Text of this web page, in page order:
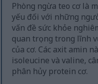
Phòng ngừa teo cơ là
yếu đối với những
vấn đề sức khỏe
quan trọng trong lĩnh
của cơ. Các axit amin
isoleucine và valine,
phân hủy protein cơ.